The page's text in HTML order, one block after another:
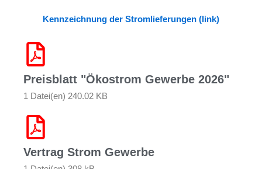
Kennzeichnung der Stromlieferungen (link)
Preisblatt "Ökostrom Gewerbe 2026"
1 Datei(en) 240.02 KB
Vertrag Strom Gewerbe